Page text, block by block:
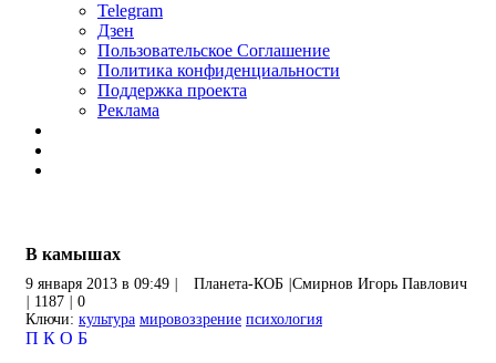
Telegram
Дзен
Пользовательское Соглашение
Политика конфиденциальности
Поддержка проекта
Реклама
В камышах
9 января 2013 в 09:49 Планета-КОБ Смирнов Игорь Павлович
1187
0
Ключи: культура мировоззрение психология
П К О Б